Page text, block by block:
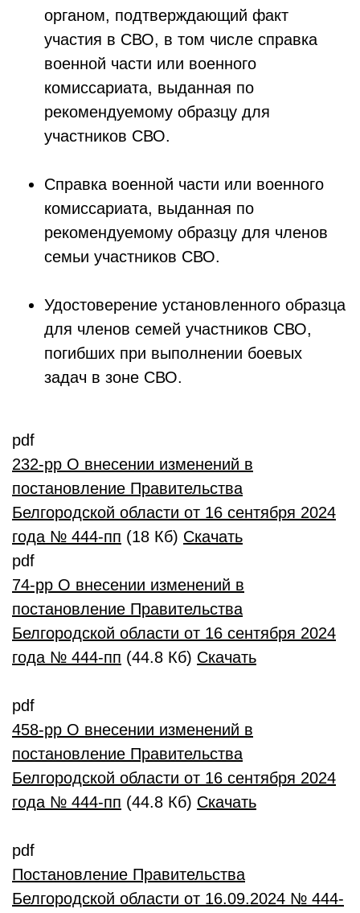
органом, подтверждающий факт
участия в СВО, в том числе справка
военной части или военного
комиссариата, выданная по
рекомендуемому образцу для
участников СВО.
Справка военной части или военного
комиссариата, выданная по
рекомендуемому образцу для членов
семьи участников СВО.
Удостоверение установленного образца
для членов семей участников СВО,
погибших при выполнении боевых
задач в зоне СВО.
pdf
232-pp О внесении изменений в
постановление Правительства
Белгородской области от 16 сентября 2024
года № 444-пп (18 Кб) Скачать
pdf
74-pp О внесении изменений в
постановление Правительства
Белгородской области от 16 сентября 2024
года № 444-пп (44.8 Кб) Скачать
pdf
458-pp О внесении изменений в
постановление Правительства
Белгородской области от 16 сентября 2024
года № 444-пп (44.8 Кб) Скачать
pdf
Постановление Правительства
Белгородской области от 16.09.2024 № 444-